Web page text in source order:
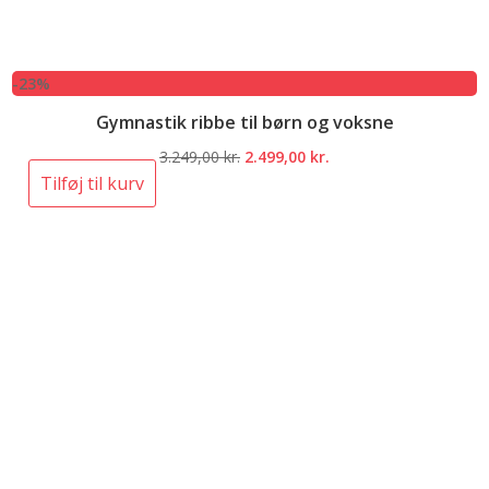
-23%
Gymnastik ribbe til børn og voksne
3.249,00kr. Den
2.499,00 kr.
Tilføj til kurv